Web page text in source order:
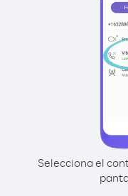
Selecciona el